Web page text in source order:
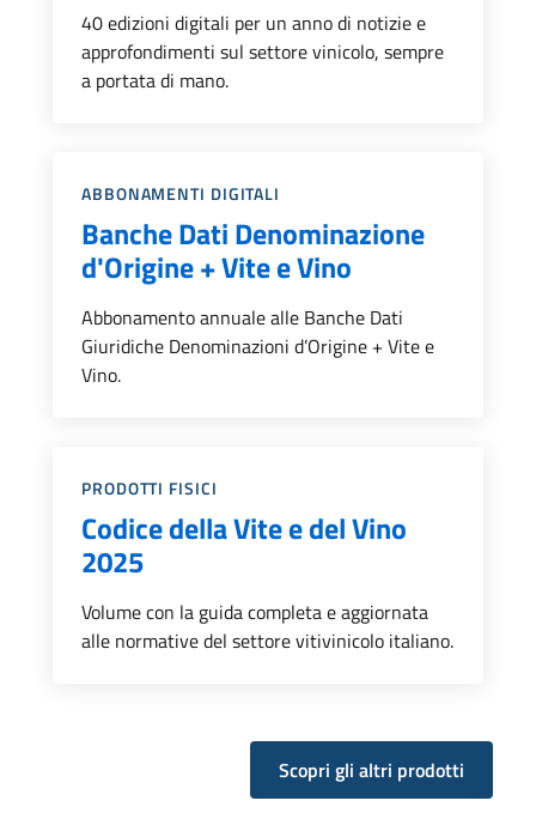
40 edizioni digitali per un anno di notizie e
approfondimenti sul settore vinicolo, sempre
a portata di mano.
Categoria::
ABBONAMENTI DIGITALI
Banche Dati Denominazione
d'Origine + Vite e Vino
Abbonamento annuale alle Banche Dati
Giuridiche Denominazioni d’Origine + Vite e
Vino.
Categoria::
PRODOTTI FISICI
Codice della Vite e del Vino
2025
Volume con la guida completa e aggiornata
alle normative del settore vitivinicolo italiano.
Scopri gli altri prodotti